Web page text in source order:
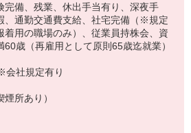
完備、残業、休出手当有り、深夜手
、通勤交通費支給、社宅完備（※規定
着用の職場のみ）、従業員持株会、資
歳（再雇用として原則65歳迄就業）
会社規定有り
所あり）